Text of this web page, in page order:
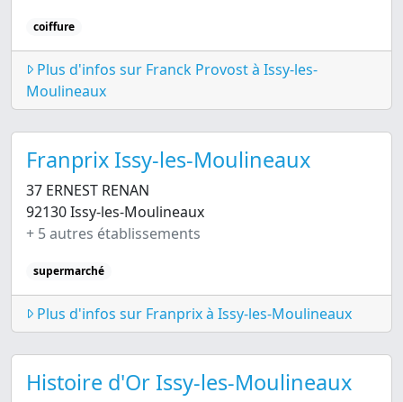
coiffure
Plus d'infos sur Franck Provost à Issy-les-
Moulineaux
Franprix Issy-les-Moulineaux
37 ERNEST RENAN
92130 Issy-les-Moulineaux
+ 5 autres établissements
supermarché
Plus d'infos sur Franprix à Issy-les-Moulineaux
Histoire d'Or Issy-les-Moulineaux